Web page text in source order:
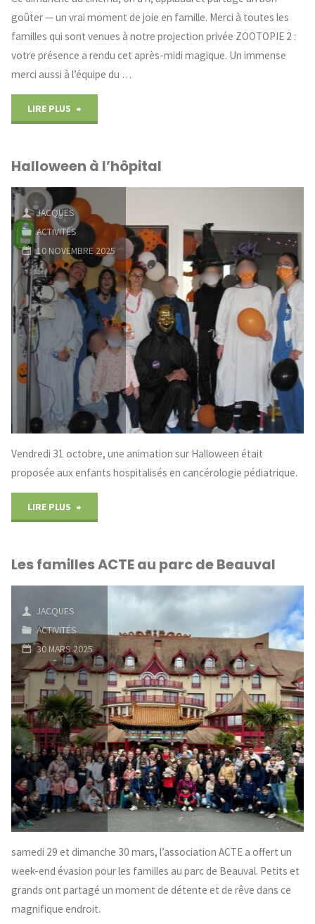
goûter — un vrai moment de joie en famille. Merci à toutes les
familles qui sont venues à notre projection privée ZOOTOPIE 2 :
votre présence a rendu cet après-midi magique. Un immense
merci aussi à l’équipe du …
LIRE PLUS
au
cinéma"
Halloween à l’hôpital
JACQUES
ACTIVITÉS
10 NOVEMBRE 2025
Vendredi 31 octobre, une animation sur Halloween était
proposée aux enfants hospitalisés en cancérologie pédiatrique.
LIRE PLUS
l’hôpital"
Les familles ACTE au parc de Beauval
JACQUES
ACTIVITÉS
30 MARS 2025
samedi 29 et dimanche 30 mars, l’association ACTE a offert un
week-end évasion pour les familles au parc de Beauval. Petits et
grands ont partagé un moment de détente et de rêve dans ce
magnifique endroit.